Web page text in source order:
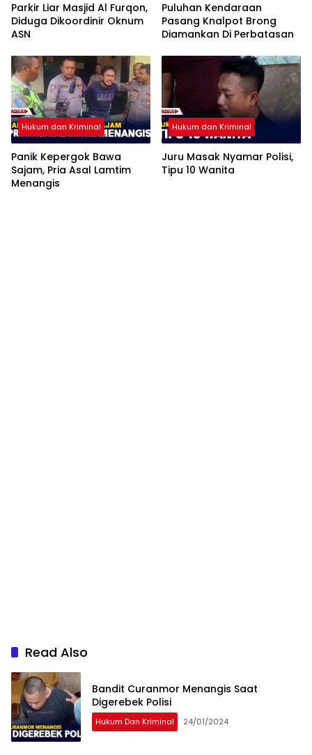
Parkir Liar Masjid Al Furqon,
Diduga Dikoordinir Oknum
ASN
Puluhan Kendaraan
Pasang Knalpot Brong
Diamankan Di Perbatasan
Hukum dan Kriminal
Panik Kepergok Bawa
Sajam, Pria Asal Lamtim
Menangis
Hukum dan Kriminal
Juru Masak Nyamar Polisi,
Tipu 10 Wanita
Read Also
Bandit Curanmor Menangis Saat
Digerebek Polisi
Hukum Dan Kriminal 24/01/2024